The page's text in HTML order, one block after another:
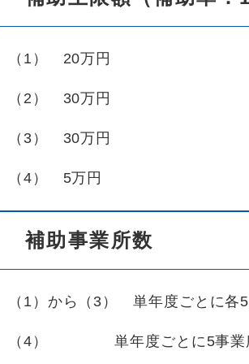
（1） 20万円
（2） 30万円
（3） 30万円
（4） 5万円
補助事業所数
（ 1）から（3） 単年度ごとに各
（4） 単年度ごとに5事業